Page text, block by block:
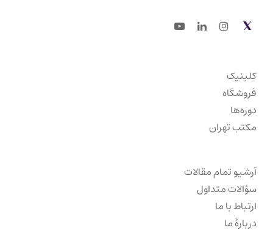
Twitter
Instagram
LinkedIn
Youtube
کلینیک
فروشگاه
دوره‌ها
مکتب تهران
آرشیو تمام مقالات
سؤالات متداول
ارتباط با ما
دربارهٔ ما